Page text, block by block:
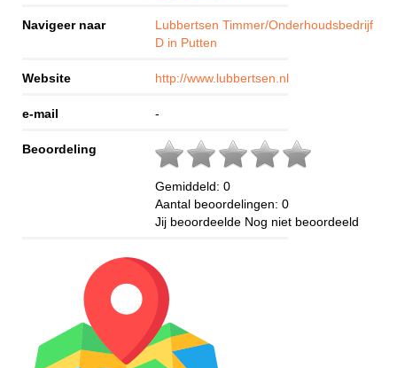
Navigeer naar
Lubbertsen Timmer/Onderhoudsbedrijf
D in Putten
Website http://www.lubbertsen.nl
e-mail -
Beoordeling
Gemiddeld: 0
Aantal beoordelingen: 0
Jij beoordeelde Nog niet beoordeeld